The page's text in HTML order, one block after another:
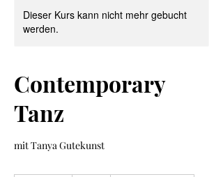
Dieser Kurs kann nicht mehr gebucht
werden.
Contemporary
Tanz
mit Tanya Gutekunst